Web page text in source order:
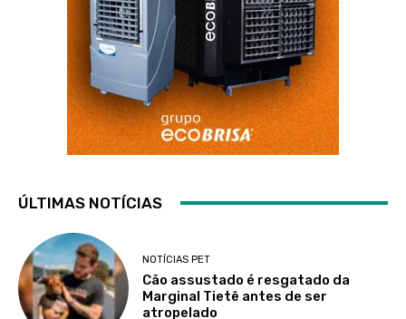
ÚLTIMAS NOTÍCIAS
NOTÍCIAS PET
Cão assustado é resgatado da
Marginal Tietê antes de ser
atropelado